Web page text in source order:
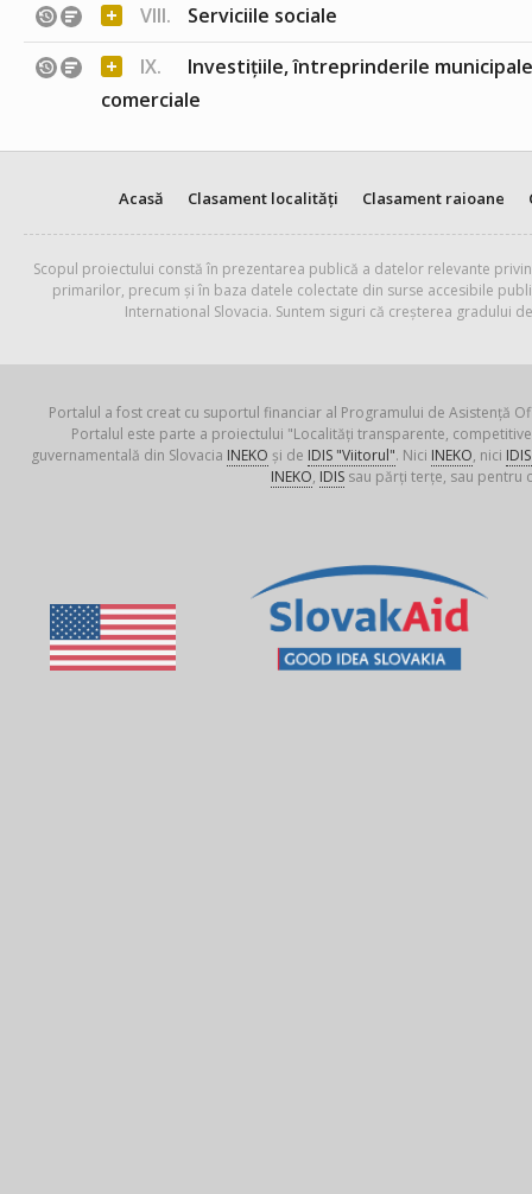
+ VIII. Serviciile sociale
+ IX.
Investițiile, întreprinderile
comerciale
Acasă Clasament localități Clasament raioane
Scopul proiectului constă în prezentarea publică a datelor relevante
primarilor, precum și în baza datele colectate din surse accesibile
International Slovacia. Suntem siguri că creșterea gradului
Portalul a fost creat cu suportul financiar al Programului de Asistență
Portalul este parte a proiectului "Localități transparente,
guvernamentală din Slovacia INEKO și de IDIS "Viitorul". Nici INEKO, nici
INEKO, IDISsau părți terțe, sau pentru